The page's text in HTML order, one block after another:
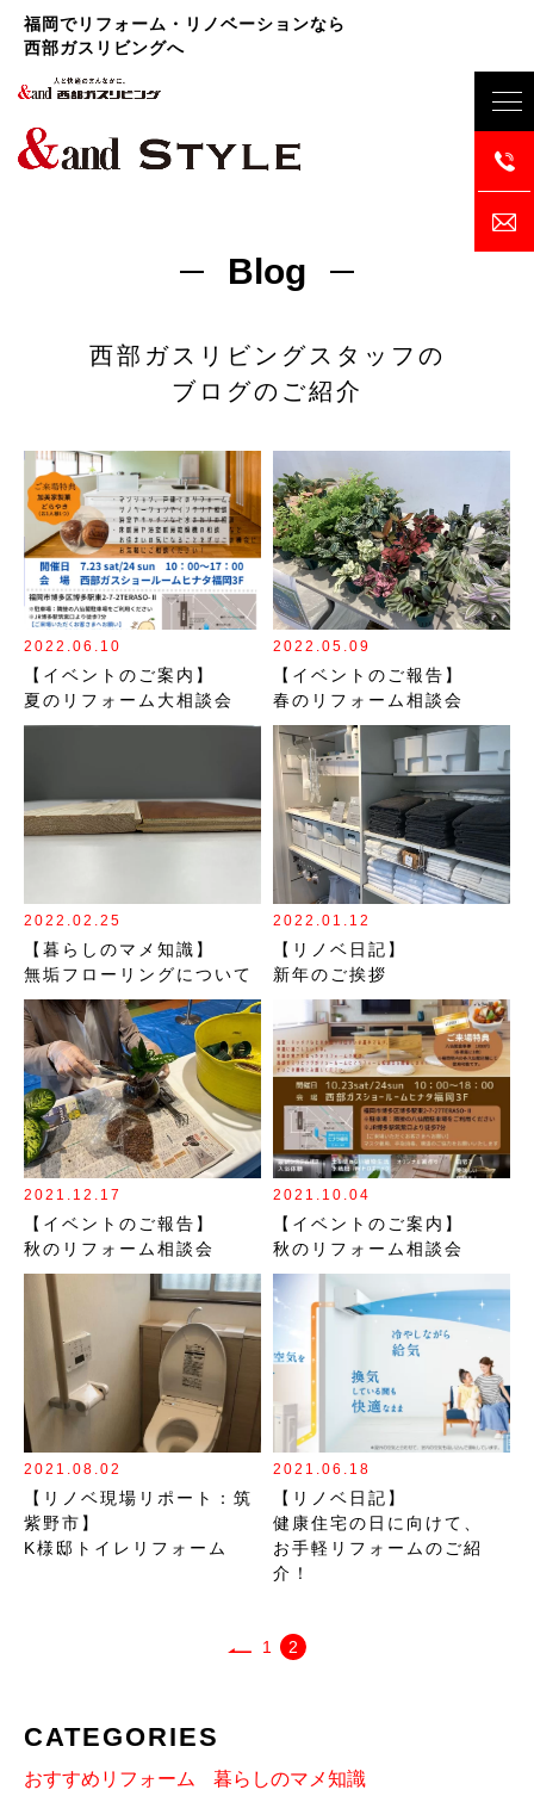
福岡でリフォーム・リノベーションなら
西部ガスリビングへ
Blog
西部ガスリビングスタッフの
ブログのご紹介
2022.06.10
【イベントのご案内】
夏のリフォーム大相談会
2022.05.09
【イベントのご報告】
春のリフォーム相談会
2022.02.25
【暮らしのマメ知識】
無垢フローリングについて
2022.01.12
【リノベ日記】
新年のご挨拶
2021.12.17
【イベントのご報告】
秋のリフォーム相談会
2021.10.04
【イベントのご案内】
秋のリフォーム相談会
2021.08.02
【リノベ現場リポート：筑
紫野市】
K様邸トイレリフォーム
2021.06.18
【リノベ日記】
健康住宅の日に向けて、
お手軽リフォームのご紹
介！
1 2
CATEGORIES
おすすめリフォーム
暮らしのマメ知識